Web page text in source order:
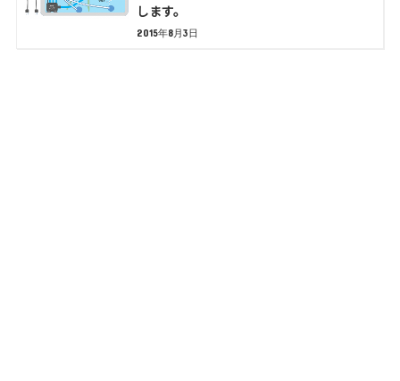
します。
2015年8月3日